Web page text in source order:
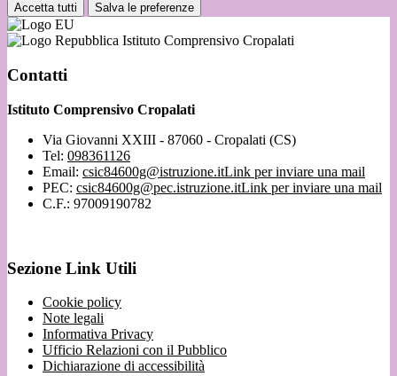
Accetta tutti Salva le preferenze
Istituto Comprensivo Cropalati
Contatti
Istituto Comprensivo Cropalati
Via Giovanni XXIII - 87060 - Cropalati (CS)
Tel: 098361126
Email: csic84600g@istruzione.itLink per inviare una mail
PEC: csic84600g@pec.istruzione.itLink per inviare una mail
C.F.: 97009190782
Sezione Link Utili
Cookie policy
Note legali
Informativa Privacy
Ufficio Relazioni con il Pubblico
Dichiarazione di accessibilità